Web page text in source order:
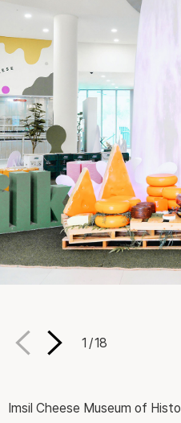
1 /18
Imsil Cheese Museum of